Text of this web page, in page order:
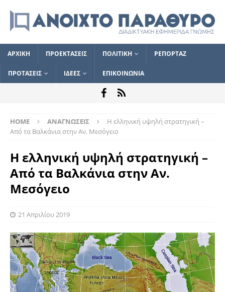
ΑΡΧΙΚΗ ΠΡΟΕΚΤΑΣΕΙΣ ΠΟΛΙΤΙΚΗ ΡΕΠΟΡΤΑΖ
ΠΡΟΤΑΣΕΙΣ ΙΔΕΕΣ ΕΠΙΚΟΙΝΩΝΙΑ
HOME ΑΝΑΓΝΩΣΕΙΣ
Η ελληνική υψηλή στρατηγική –
Από τα Βαλκάνια στην Αν. Μεσόγειο
Η ελληνική υψηλή στρατηγική –
Από τα Βαλκάνια στην Αν.
Μεσόγειο
21 Απριλίου 2019